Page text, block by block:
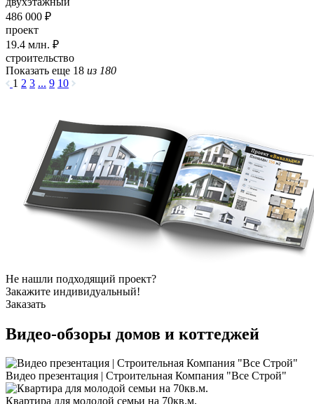
486 000 ₽
проект
19.4 млн. ₽
строительство
Показать еще 18 из 180
1 2 3 ... 9 10
Не нашли подходящий проект?
Закажите индивидуальный!
Заказать
Видео-обзоры домов и коттеджей
Видео презентация | Строительная Компания "Все Строй"
Квартира для молодой семьи на 70кв.м.